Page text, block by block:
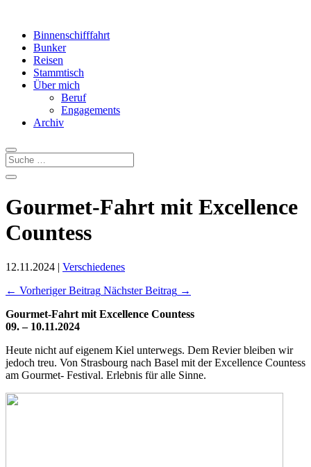
Binnenschifffahrt
Bunker
Reisen
Stammtisch
Über mich
Beruf
Engagements
Archiv
Gourmet-Fahrt mit Excellence
Countess
12.11.2024 | Verschiedenes
← Vorheriger Beitrag Nächster Beitrag →
Gourmet-Fahrt mit Excellence Countess
09. – 10.11.2024
Heute nicht auf eigenem Kiel unterwegs. Dem Revier bleiben wir
jedoch treu. Von Strasbourg nach Basel mit der Excellence Countess
am Gourmet- Festival. Erlebnis für alle Sinne.